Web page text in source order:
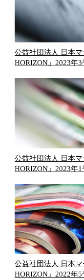
公益社団法人 日本
HORIZON』2023年
公益社団法人 日本
HORIZON』2023年
公益社団法人 日本
HORIZON』2022年